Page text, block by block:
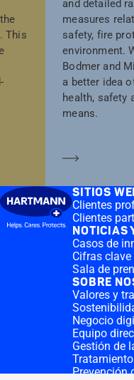
This
and detailed
measures
safety, fire
environment.
Bodmer and
a better idea
health, safety
means.
SITIOS
Clientes
Clientes
NOTICIAS
Casos de
Cifras clave
Sala de
SOBRE
Valores y
Negocio
Equipo
Gestión de
Prevención